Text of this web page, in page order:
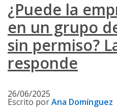
¿Puede la
en un grupo
sin permiso?
responde
26/06/2025
Escrito porAna Domínguez